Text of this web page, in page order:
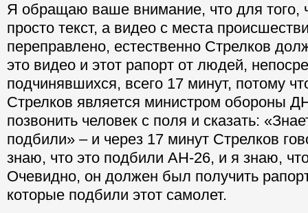
Я обращаю ваше внимание, что для того,
просто текст, а видео с места
переправлено, естественно Стрелков
это видео и этот рапорт от людей,
подчинявшихся, всего 17 минут, потому
Стрелков является министром обороны
позвонить человек с поля и сказать:
подбили» – и через 17 минут Стрелков
знаю, что это подбили АН-26, и я знаю,
Очевидно, он должен был получить
которые подбили этот самолет.